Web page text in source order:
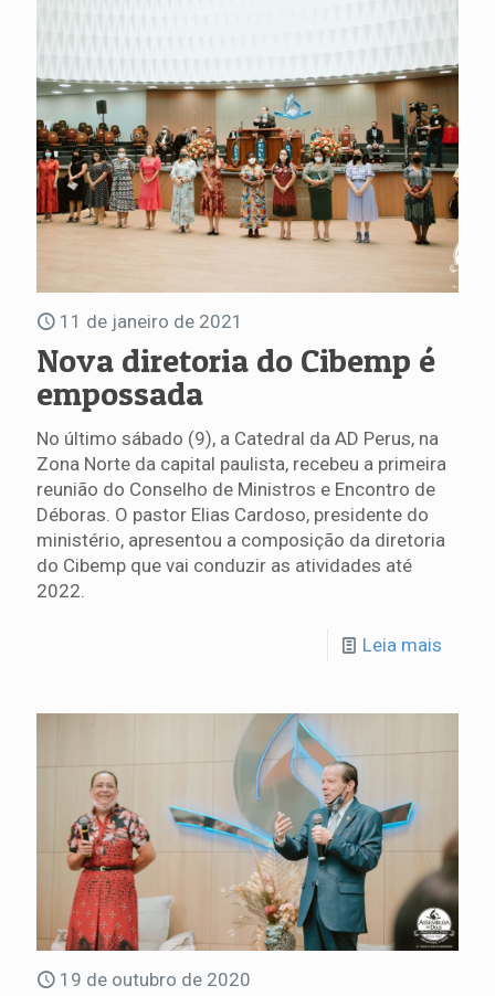
11 de janeiro de 2021
Nova diretoria do Cibemp é
empossada
No último sábado (9), a Catedral da AD Perus, na
Zona Norte da capital paulista, recebeu a primeira
reunião do Conselho de Ministros e Encontro de
Déboras. O pastor Elias Cardoso, presidente do
ministério, apresentou a composição da diretoria
do Cibemp que vai conduzir as atividades até
2022.
Leia mais
19 de outubro de 2020